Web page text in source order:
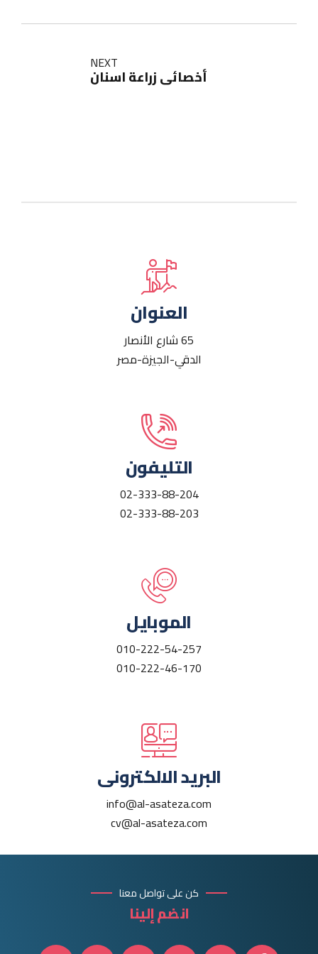
NEXT
أخصائي زراعة اسنان
العنوان
65 شارع الأنصار
الدقي-الجيزة-مصر
التليفون
02-333-88-204
02-333-88-203
الموبايل
010-222-54-257
010-222-46-170
البريد الالكترونى
info@al-asateza.com
cv@al-asateza.com
كن على تواصل معنا
انضم إلينا